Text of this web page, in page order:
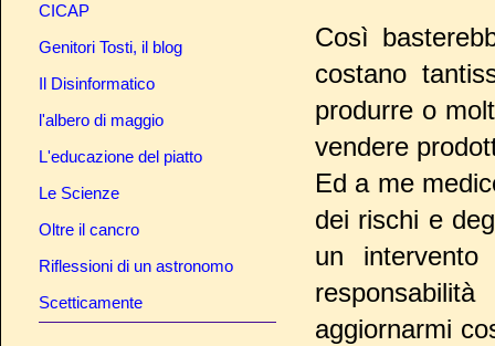
Così
costano
produrre o
vendere
Ed a me
dei rischi e
un
aggiornarmi
CICAP
Genitori Tosti, il blog
Il Disinformatico
l'albero di maggio
L'educazione del piatto
Le Scienze
Oltre il cancro
Riflessioni di un astronomo
Scetticamente